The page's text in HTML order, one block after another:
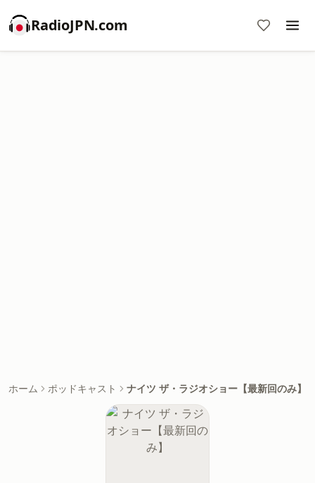
RadioJPN.com
ホーム ポッドキャスト ナイツ ザ・ラジオショー【最新回のみ】